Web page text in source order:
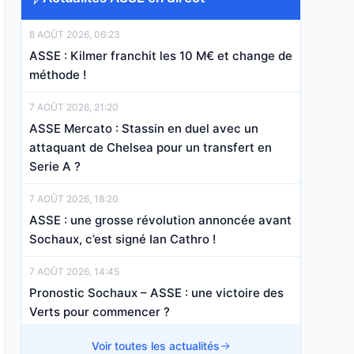
8 AOÛT 2026, 06:23
ASSE : Kilmer franchit les 10 M€ et change de
méthode !
7 AOÛT 2026, 21:20
ASSE Mercato : Stassin en duel avec un
attaquant de Chelsea pour un transfert en
Serie A ?
7 AOÛT 2026, 18:20
ASSE : une grosse révolution annoncée avant
Sochaux, c’est signé Ian Cathro !
7 AOÛT 2026, 14:45
Pronostic Sochaux – ASSE : une victoire des
Verts pour commencer ?
7 AOÛT 2026, 13:07Voir toutes les actualités